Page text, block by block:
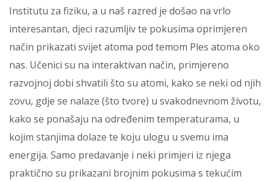
Institutu za fiziku, a u naš razred je došao na vrlo
interesantan, djeci razumljiv te pokusima oprimjeren
način prikazati svijet atoma pod temom Ples atoma oko
nas. Učenici su na interaktivan način, primjereno
razvojnoj dobi shvatili što su atomi, kako se neki od njih
zovu, gdje se nalaze (što tvore) u svakodnevnom životu,
kako se ponašaju na određenim temperaturama, u
kojim stanjima dolaze te koju ulogu u svemu ima
energija. Samo predavanje i neki primjeri iz njega
praktično su prikazani brojnim pokusima s tekućim